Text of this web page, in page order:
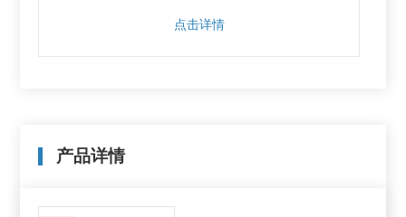
点击详情
产品详情